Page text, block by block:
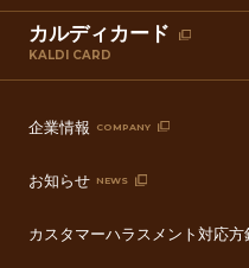
カルディカード
KALDI CARD
企業情報 COMPANY
お知らせ NEWS
カスタマーハラスメント対応方